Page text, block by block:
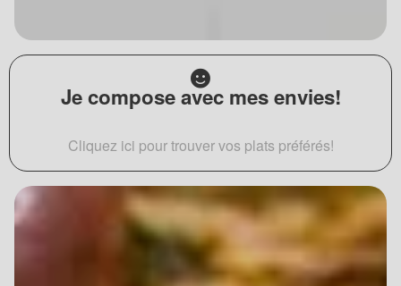
Je compose avec mes envies!
Cliquez ici pour trouver vos plats préférés!